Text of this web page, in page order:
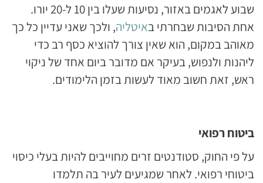
שבוע לאגמים באזור, נסיעות שעלו בין 10 ל-20 יורו.
אחת הסיבות שבחרתי באיטליה, ולכך שאני עדיין כל כך
מאוהב במקום, הוא שאין צורך להוציא כסף רב כדי
ליהנות ולנפוש, בעיקר אם מדובר ביום אחד של ניקוי
ראש, זאת חשוב מאוד לעשות בזמן הלימודים.
ביטוח רפואי
על פי החוק, סטודנטים זרים מחוייבים להיות בעלי כיסוי
ביטוחי רפואי. לאחר שמגיעים לעיר בה תלמדו